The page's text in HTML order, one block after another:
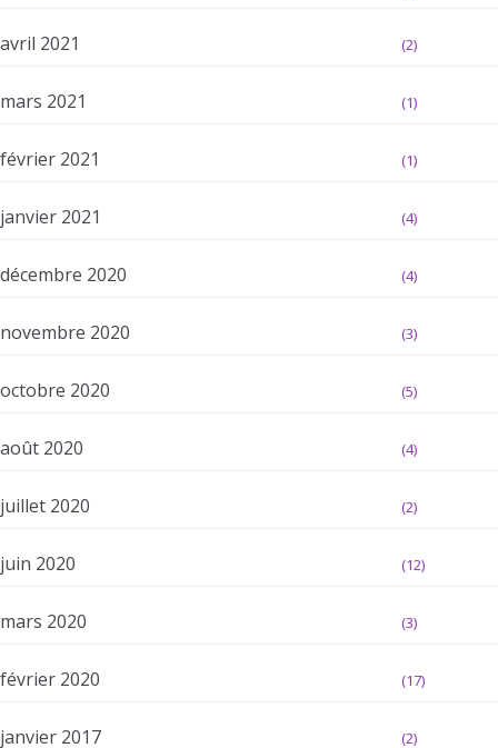
avril 2021 (2)
mars 2021 (1)
février 2021 (1)
janvier 2021 (4)
décembre 2020 (4)
novembre 2020 (3)
octobre 2020 (5)
août 2020 (4)
juillet 2020 (2)
juin 2020 (12)
mars 2020 (3)
février 2020 (17)
janvier 2017 (2)